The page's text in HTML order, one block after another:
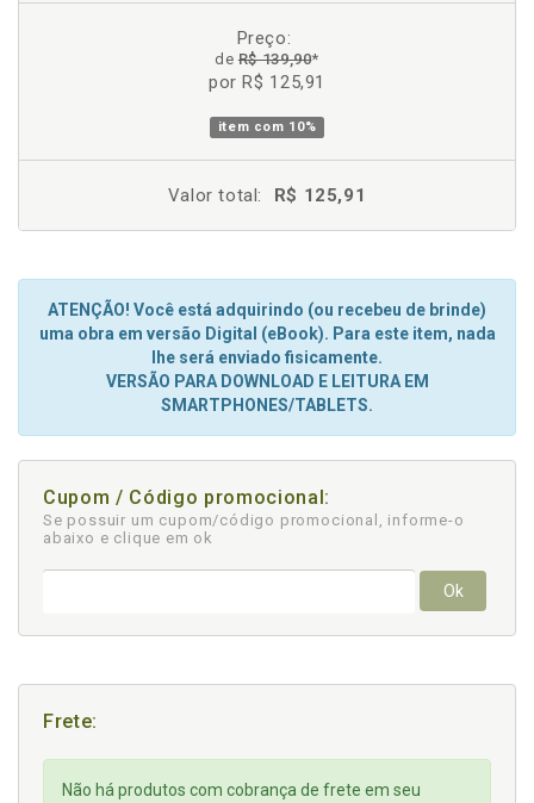
Preço:
deR$ 139,90*
por R$ 125,91
item com 10%
Valor total: R$ 125,91
ATENÇÃO! Você está adquirindo (ou recebeu de brinde)
uma obra em versão Digital (eBook). Para este item, nada
lhe será enviado fisicamente.
VERSÃO PARA DOWNLOAD E LEITURA EM
SMARTPHONES/TABLETS.
Cupom / Código promocional:
Se possuir um cupom/código promocional, informe-o
abaixo e clique em ok
Ok
Frete:
Não há produtos com cobrança de frete em seu